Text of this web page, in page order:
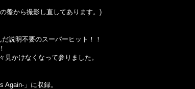
盤から撮影し直してあります。 )
説明不要のスーパーヒット！！
かけなくなって参りました。
Again-」に収録。